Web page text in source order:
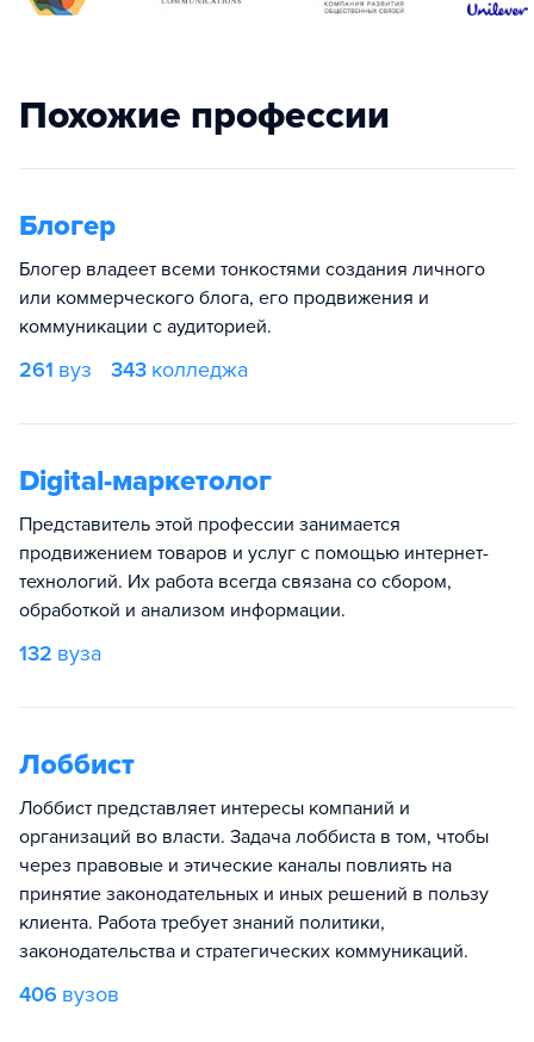
Похожие профессии
Блогер
Блогер владеет всеми тонкостями создания личного
или коммерческого блога, его продвижения и
коммуникации с аудиторией.
261 вуз 343 колледжа
Digital-маркетолог
Представитель этой профессии занимается
продвижением товаров и услуг с помощью интернет-
технологий. Их работа всегда связана со сбором,
обработкой и анализом информации.
132 вуза
Лоббист
Лоббист представляет интересы компаний и
организаций во власти. Задача лоббиста в том, чтобы
через правовые и этические каналы повлиять на
принятие законодательных и иных решений в пользу
клиента. Работа требует знаний политики,
законодательства и стратегических коммуникаций.
406 вузов